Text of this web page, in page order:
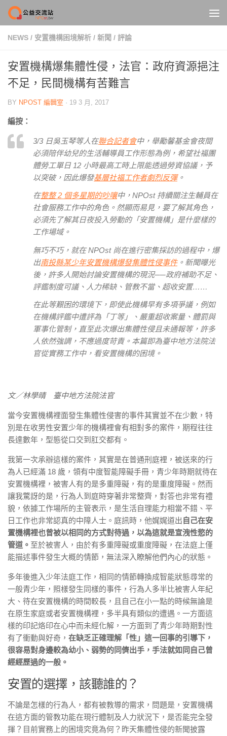
Skip to content
NEWS / 安置機構困境解析 / 新聞 / 評論
安置機構爆集體性侵，法官：政府資源挹注
不足，民間機構有苦難言
BY NPOST 編輯室 · 19 3 月, 2017
編按：
3/3 日吳玉琴等人在聯合記者會中，舉勵馨基金會夜間
必須陪伴幼兒的生活輔導員工作形態為例，希望社福團
體勞工單日 12 小時最高工時上限能透過勞資協議，予
以突破，因此爆發基層社福工作者劇烈反彈。
在整整 2 個多星期的吵嚷中，NPOst 持續關注生輔員在
社會服務工作中的角色。然顯而易見，要了解其角色，
必須先了解其日夜投入勞動的「安置機構」是什麼樣的
工作場域。
無巧不巧，就在 NPOst 尚在進行密集採訪的過程中，爆
出南投縣某少年安置機構爆發集體性侵事件。新聞曝光
後，許多人開始討論安置機構的現況──政府補助不足、
評鑑制度可議、人力稀缺、管教不當、超收安置……
在此等艱困的環境下，即使此機構早有多項爭議，例如
在機構評鑑中遭評為「丁等」、嚴重超收案量、體罰與
軍事化管制，直至此次爆出集體性侵且未通報等，許多
人依然強調，不應過度苛責。本篇即為臺中地方法院法
官從實務工作中，看安置機構的困境。
文／林學晴 臺中地方法院法官
當今安置機構裡面發生集體性侵害的事件其實並不在少數，特
別是在收男性安置少年的機構裡會有相對多的案件，期程往往
長達數年，型態從口交到肛交都有。
我第一次承辦這樣的案件，其實是在普通刑庭裡，被送來的行
為人已經滿 18 歲，領有中度智能障礙手冊，青少年時期就待在
安置機構裡，被害人有的是多重障礙，有的是重度障礙。然而
讓我驚訝的是，行為人到庭時穿著非常整齊，對答也非常有禮
貌，依據工作場所的主管表示，是生活自理能力相當不錯、平
日工作也非常認真的中障人士。庭訊時，他娓娓道出自己在安
置機構裡也曾被以相同的方式對待過，以為這就是宣洩性慾的
管道。 至於被害人，由於有多重障礙或重度障礙，在法庭上僅
能描述事件發生大概的情節，無法深入瞭解他們內心的狀態。
多年後進入少年法庭工作，相同的情節轉換成智能狀態尋常的
一般青少年，照樣發生同樣的事件，行為人多半比被害人年紀
大、待在安置機構的時間較長，且自己在小一點的時候無論是
在原生家庭或者安置機構裡，多半具有類似的遭遇。一方面這
樣的印記烙印在心中而未經化解，一方面到了青少年時期對性
有了衝動與好奇， 在缺乏正確理解「性」這一回事的引導下，
很容易對身邊較為幼小、弱勢的同儕出手，手法就如同自己曾
經經歷過的一般。
安置的選擇，該聽誰的？
不論是怎樣的行為人，都有被教導的需求，問題是，安置機構
在這方面的管教功能在現行體制及人力狀況下，是否能完全發
揮？目前實務上的困境究竟為何？昨天集體性侵的新聞披露